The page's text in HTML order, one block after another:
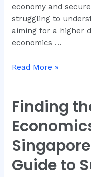
economy and
struggling to
aiming for a higher
economics …
Success
Read More »
Finding
Guide to
Finding
the
Best
Economics
Tuition
in